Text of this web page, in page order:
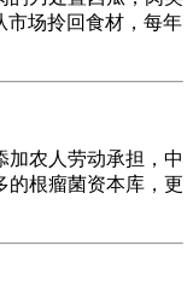
场拎回食材，每年
加农人劳动承担，中
的根瘤菌资本库，更